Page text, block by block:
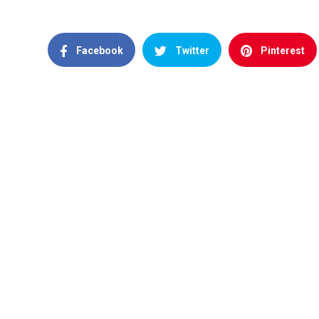
Facebook Twitter Pinterest